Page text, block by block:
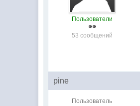
Пользователи
53 сообщений
pine
Пользователь